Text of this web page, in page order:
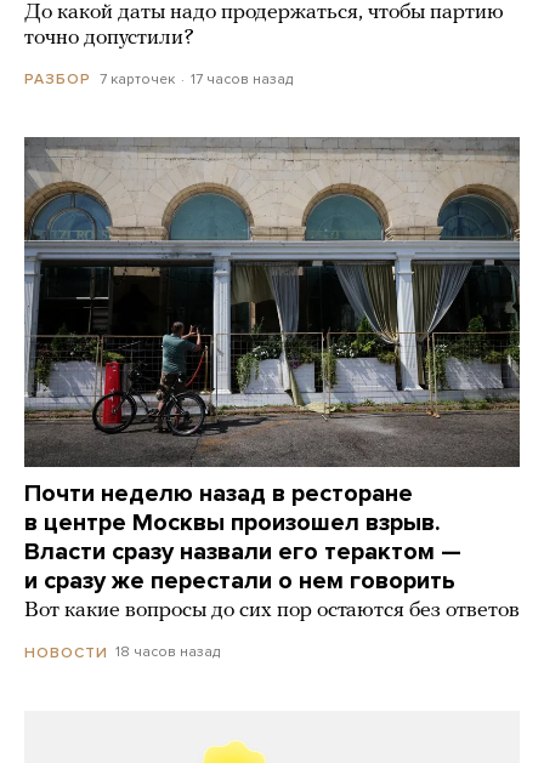
До какой даты надо продержаться, чтобы партию
точно допустили?
РАЗБОР 7 карточек 17 часов назад
Почти неделю назад в ресторане
в центре Москвы произошел взрыв.
Власти сразу назвали его терактом —
и сразу же перестали о нем говорить
Вот какие вопросы до сих пор остаются без ответов
НОВОСТИ 18 часов назад